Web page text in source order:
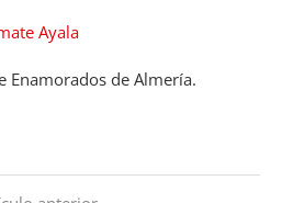
Ayala
Enamorados de Almería.